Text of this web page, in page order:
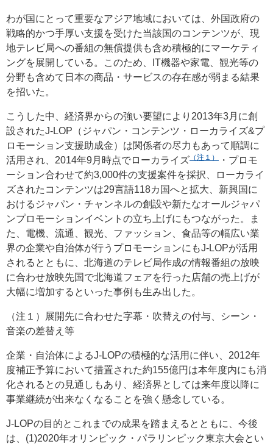
わが国にとって重要なアジア地域においては、外国政府の
戦略的かつ手厚い支援を受けた当該国のコンテンツが、現
地テレビ局への番組の無償提供も含め積極的にマーケティ
ングを展開している。このため、IT機器や家電、観光等の
分野も含めて日本の商品・サービスの存在感が弱まる結果
を招いた。
こうした中、経済界からの強い要望により2013年3月に創
設されたJ-LOP（ジャパン・コンテンツ・ローカライズ&プ
ロモーション支援助成金）は関係者の尽力もあって順調に
活用され、2014年9月時点でローカライズ （注１）
・プロモ
ーション合わせて約3,000件の支援案件を採択、ローカライ
ズされたコンテンツは29言語118カ国へと拡大、新興国に
おけるジャパン・チャンネルの創設や新たなオールジャパ
ンプロモーションイベントの立ち上げにもつながった。ま
た、電機、流通、観光、ファッション、食品等の幅広い業
界の企業や自治体が行うプロモーションにもJ-LOPが活用
されるとともに、北海道のテレビ局作成の情報番組の放映
に合わせ放映先国で北海道フェアを行った店舗の売上げが
大幅に増加するといった事例も生み出した。
（注１）展開先に合わせた字幕・吹替えの付与、シーン・
音楽の差替え等
企業・自治体によるJ-LOPの積極的な活用に伴い、2012年
度補正予算において措置された約155億円は本年度内にも消
化されるとの見通しもあり、経済界としては来年度以降に
事業継続が出来なくなることを強く懸念している。
J-LOPの目的とこれまでの成果を踏まえるとともに、今後
は、(1)2020年オリンピック・パラリンピック東京大会とい